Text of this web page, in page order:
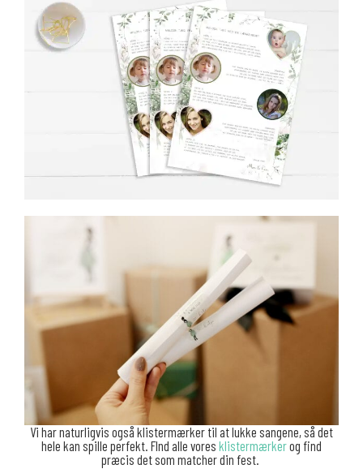
Vi har naturligvis også klistermærker til at lukke sangene, så det
hele kan spille perfekt. FInd alle vores klistermærkerog find
præcis det som matcher din fest.